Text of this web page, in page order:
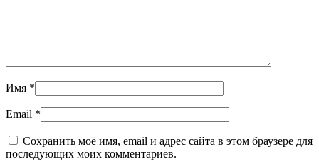
Имя *
Email *
Сохранить моё имя, email и адрес сайта в этом браузере для
последующих моих комментариев.